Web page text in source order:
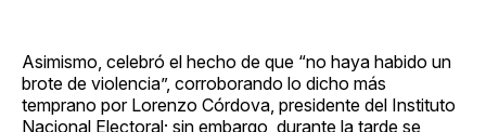
Asimismo, celebró el hecho de que “no haya habido un
brote de violencia”, corroborando lo dicho más
temprano por Lorenzo Córdova, presidente del Instituto
Nacional Electoral; sin embargo, durante la tarde se